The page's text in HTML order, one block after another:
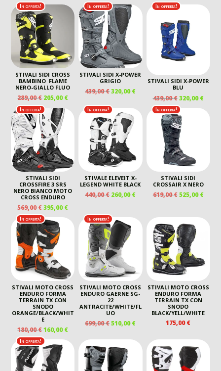
ORIGINALE
ERA:
560,00 €.
ATTUALE
È:
390,00 €.
ERA:
È:
In offerta!
STIVALI SIDI CROSS
BAMBINO FLAME
NERO-GIALLO FLUO
289,00€ IL
PREZZO
ORIGINALE
ERA:
289,00 €.
205,00€IL
PREZZO
ATTUALE
205,00 €.
In offerta!
STIVALI SIDI X-POWER
GRIGIO
439,00€IL
ORIGINALE
ERA:
439,00 €.
320,00€IL
PREZZO
ATTUALE
320,00 €.
In offerta!
STIVALI SIDI X-POWER
BLU
439,00€ IL
PREZZO
ORIGINALE
ERA:
439,00 €.
320,00€IL
In offerta!
STIVALI SIDI
CROSSFIRE 3 SRS
NERO BIANCO MOTO
CROSS ENDURO
569,00€IL
PREZZO
ORIGINALE
ERA:
569,00 €.
395,00€IL
PREZZO
ATTUALE
395,00 €.
In offerta!
STIVALE ELEVEIT X-
LEGEND WHITE BLACK
440,00€ IL
ERA:
440,00 €.
260,00€IL
È:
260,00 €.
In offerta!
STIVALI SIDI
CROSSAIR X NERO
619,00€ IL
619,00 €.
525,00€IL
È:
In offerta!
STIVALI MOTO CROSS
ENDURO FORMA
TERRAIN TX CON
SNODO
ORANGE/BLACK/WHIT
E
180,00€IL
PREZZO
ORIGINALE
ERA:
180,00 €.
160,00€IL
PREZZO
ATTUALE
160,00 €.
In offerta!
STIVALI MOTO CROSS
ENDURO GAERNE SG-
22
ANTRACITE/WHITE/FL
UO
699,00€IL
ORIGINALE
ERA:
699,00 €.
510,00€IL
ATTUALE
510,00 €.
STIVALI MOTO CROSS
ENDURO FORMA
TERRAIN TX CON
SNODO
BLACK/YELL/WHITE
175,00€
In offerta!